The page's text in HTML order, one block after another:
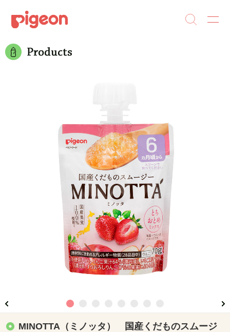
MINOTTA（ミノッタ） 国産くだものスムージ